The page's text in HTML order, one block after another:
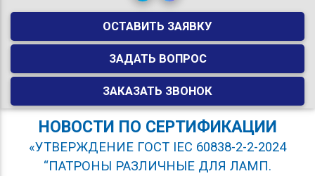
ОСТАВИТЬ ЗАЯВКУ
ЗАДАТЬ ВОПРОС
ЗАКАЗАТЬ ЗВОНОК
НОВОСТИ ПО СЕРТИФИКАЦИИ
«УТВЕРЖДЕНИЕ ГОСТ IEC 60838-2-2-2024
“ПАТРОНЫ РАЗЛИЧНЫЕ ДЛЯ ЛАМП.